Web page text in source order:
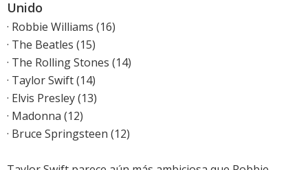
Unido
· Robbie Williams (16)
· The Beatles (15)
· The Rolling Stones (14)
· Taylor Swift (14)
· Elvis Presley (13)
· Madonna (12)
· Bruce Springsteen (12)